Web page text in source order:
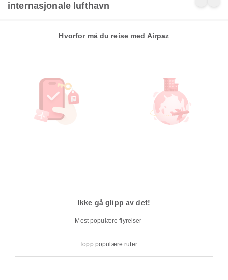
internasjonale lufthavn
Hvorfor må du reise med Airpaz
Ikke gå glipp av det!
Mest populære flyreiser
Topp populære ruter